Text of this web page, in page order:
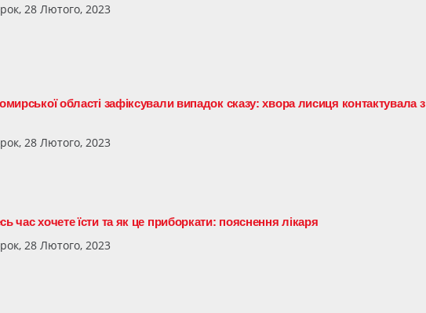
28 Лютого, 2023
області зафіксували випадок сказу: хвора лисиця контактувала з
28 Лютого, 2023
час хочете їсти та як це приборкати: пояснення лікаря
28 Лютого, 2023